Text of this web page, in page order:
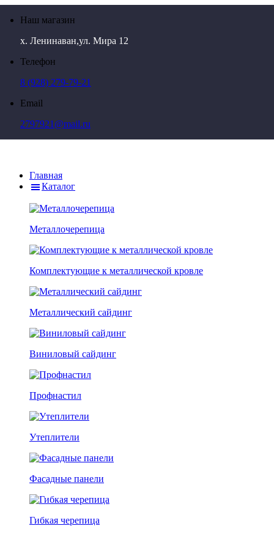
Наш магазин
х. Ленинаван,ул. Мира 12
Телефон
8 (928) 279-79-21
Email
2797921@mail.ru
Главная
Каталог
Металлочерепица
Комплектующие к металлической кровле
Металлический сайдинг
Виниловый сайдинг
Профнастил
Утеплители
Фасадные панели
Гибкая черепица